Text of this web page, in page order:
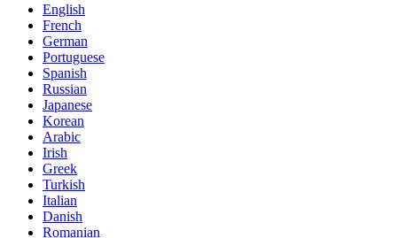
English
French
German
Portuguese
Spanish
Russian
Japanese
Korean
Arabic
Irish
Greek
Turkish
Italian
Danish
Romanian